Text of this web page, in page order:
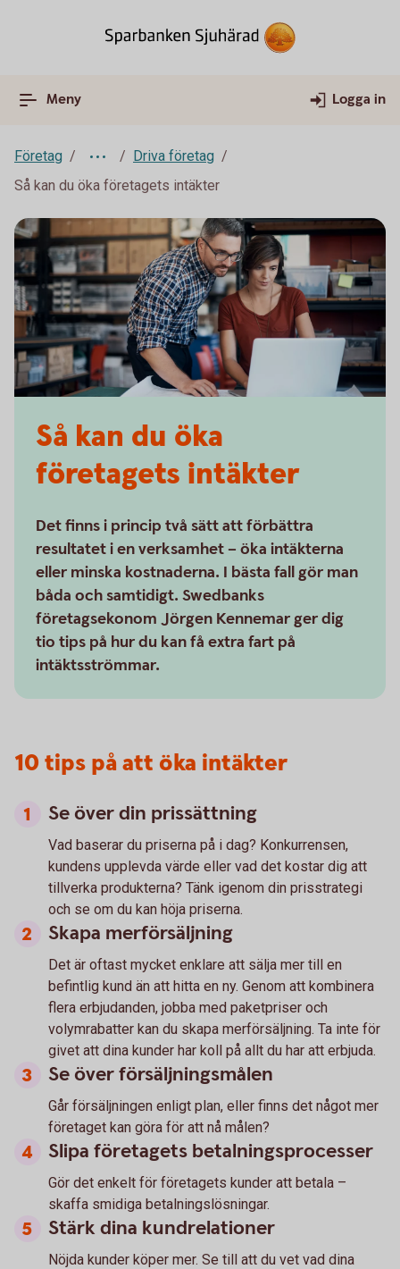
Meny Logga in
Företag
Driva företag
Så kan du öka företagets intäkter
Så kan du öka
företagets intäkter
Det finns i princip två sätt att förbättra
resultatet i en verksamhet – öka intäkterna
eller minska kostnaderna. I bästa fall gör man
båda och samtidigt. Swedbanks
företagsekonom Jörgen Kennemar ger dig
tio tips på hur du kan få extra fart på
intäktsströmmar.
10 tips på att öka intäkter
Se över din prissättning
Vad baserar du priserna på i dag? Konkurrensen,
kundens upplevda värde eller vad det kostar dig att
tillverka produkterna? Tänk igenom din prisstrategi
och se om du kan höja priserna.
Skapa merförsäljning
Det är oftast mycket enklare att sälja mer till en
befintlig kund än att hitta en ny. Genom att kombinera
flera erbjudanden, jobba med paketpriser och
volymrabatter kan du skapa merförsäljning. Ta inte för
givet att dina kunder har koll på allt du har att erbjuda.
Se över försäljningsmålen
Går försäljningen enligt plan, eller finns det något mer
företaget kan göra för att nå målen?
Slipa företagets betalningsprocesser
Gör det enkelt för företagets kunder att betala –
skaffa smidiga betalningslösningar.
Stärk dina kundrelationer
Nöjda kunder köper mer. Se till att du vet vad dina